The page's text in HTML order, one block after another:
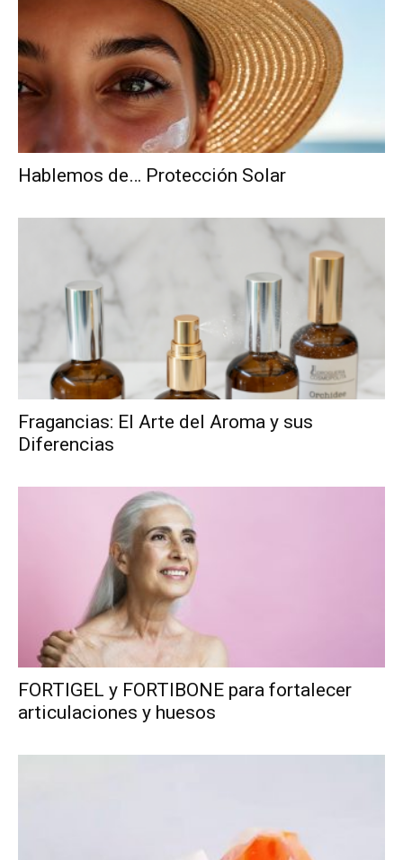
Hablemos de… Protección Solar
Fragancias: El Arte del Aroma y sus
Diferencias
FORTIGEL y FORTIBONE para fortalecer
articulaciones y huesos